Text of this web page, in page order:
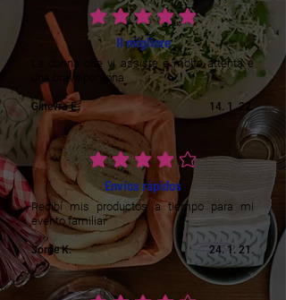
prosječna ocjena je 5 od 5
Il migliore
La donna che vi assiste è molto attenta e
una brava persona
Ginevra E. 14. 1. 22.
prosječna ocjena je 4 od 5
Envíos rápidos
Recibí mis productos a tiempo para mi
evento familiar
Jorge K. 24. 1. 21.